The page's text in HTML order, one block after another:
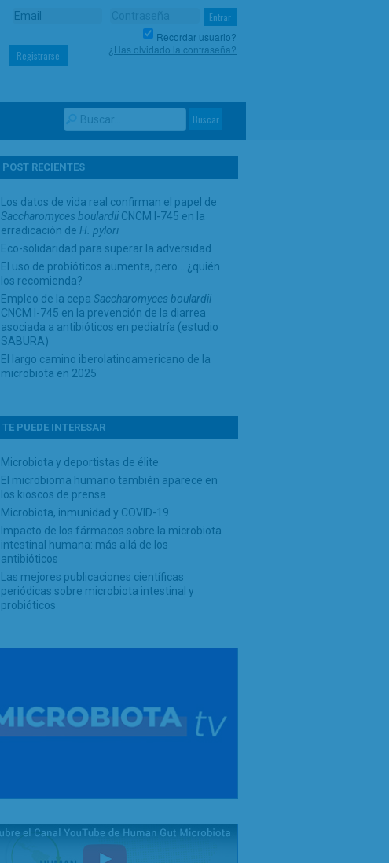
Recordar usuario?
Registrarse
¿Has olvidado la contraseña?
POST RECIENTES
Los datos de vida real confirman el papel de
Saccharomyces boulardii CNCM I-745 en la
erradicación de H. pylori
Eco-solidaridad para superar la adversidad
El uso de probióticos aumenta, pero… ¿quién
los recomienda?
Empleo de la cepa Saccharomyces boulardii
CNCM I-745 en la prevención de la diarrea
asociada a antibióticos en pediatría (estudio
SABURA)
El largo camino iberolatinoamericano de la
microbiota en 2025
TE PUEDE INTERESAR
Microbiota y deportistas de élite
El microbioma humano también aparece en
los kioscos de prensa
Microbiota, inmunidad y COVID-19
Impacto de los fármacos sobre la microbiota
intestinal humana: más allá de los
antibióticos
Las mejores publicaciones científicas
periódicas sobre microbiota intestinal y
probióticos